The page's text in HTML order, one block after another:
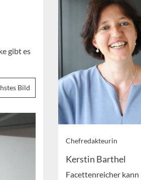
gibt es
Bild
Chefredakteurin
Kerstin Barthel
Facettenreicher kann